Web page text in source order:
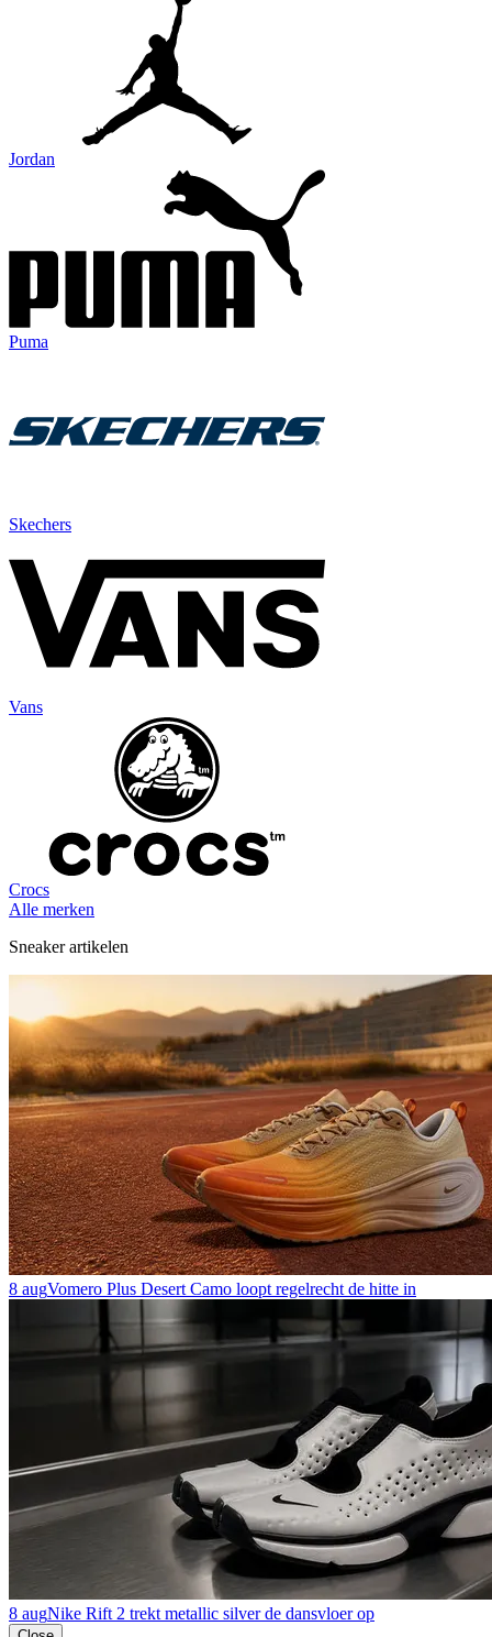
Jordan
Puma
Skechers
Vans
Crocs
Alle merken
Sneaker artikelen
8 augVomero Plus Desert Camo loopt regelrecht de hitte in
8 augNike Rift 2 trekt metallic silver de dansvloer op